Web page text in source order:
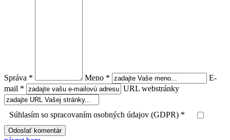
Správa * Meno *
E-
mail *
URL webstránky
Súhlasím so spracovaním osobných údajov (GDPR) *